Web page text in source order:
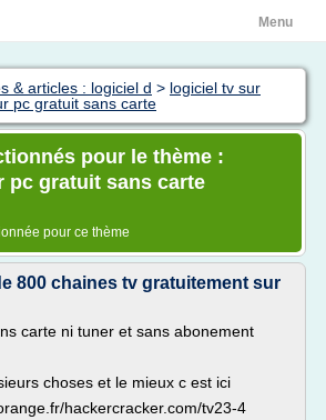
Menu
& articles : logiciel d > logiciel tv sur
pc gratuit sans carte
pour le thème :
pc gratuit sans carte
pour ce thème
800 chaines tv gratuitement sur
carte ni tuner et sans abonement
choses et le mieux c est ici
hackercracker.com/tv23-4